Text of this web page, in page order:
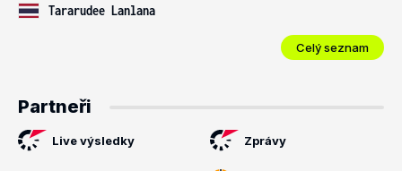
Tararudee Lanlana
Celý seznam
Partneři
Live výsledky Zprávy